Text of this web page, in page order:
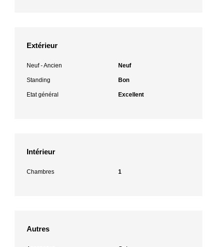
Extérieur
Neuf - Ancien Neuf
Standing Bon
Etat général Excellent
Intérieur
Chambres 1
Autres